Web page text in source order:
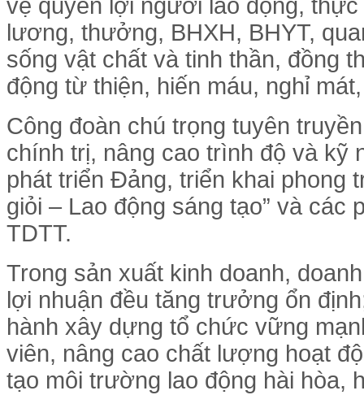
vệ quyền lợi người lao động,
lương, thưởng, BHXH, BHYT,
sống vật chất và tinh thần, đồng
động từ thiện, hiến máu, nghỉ
Công đoàn chú trọng tuyên
chính trị, nâng cao trình độ và kỹ
phát triển Đảng, triển khai phong
giỏi – Lao động sáng tạo” và các
TDTT.
Trong sản xuất kinh doanh,
lợi nhuận đều tăng trưởng ổn
hành xây dựng tổ chức vững
viên, nâng cao chất lượng hoạt
tạo môi trường lao động hài hòa,